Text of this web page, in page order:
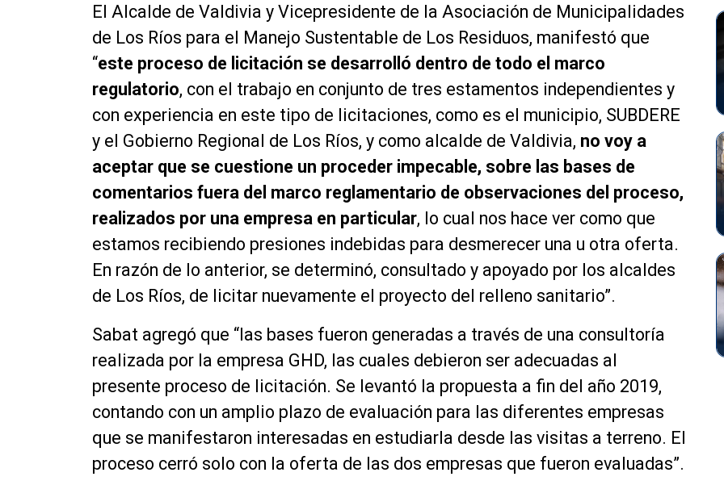
El Alcalde de Valdivia y Vicepresidente de la Asociación de Municipalidades
de Los Ríos para el Manejo Sustentable de Los Residuos, manifestó que
“este proceso de licitación se desarrolló dentro de todo el marco
regulatorio, con el trabajo en conjunto de tres estamentos independientes y
con experiencia en este tipo de licitaciones, como es el municipio, SUBDERE
y el Gobierno Regional de Los Ríos, y como alcalde de Valdivia, no voy a
aceptar que se cuestione un proceder impecable, sobre las bases de
comentarios fuera del marco reglamentario de observaciones del proceso,
realizados por una empresa en particular, lo cual nos hace ver como que
estamos recibiendo presiones indebidas para desmerecer una u otra oferta.
En razón de lo anterior, se determinó, consultado y apoyado por los alcaldes
de Los Ríos, de licitar nuevamente el proyecto del relleno sanitario”.
Sabat agregó que “las bases fueron generadas a través de una consultoría
realizada por la empresa GHD, las cuales debieron ser adecuadas al
presente proceso de licitación. Se levantó la propuesta a fin del año 2019,
contando con un amplio plazo de evaluación para las diferentes empresas
que se manifestaron interesadas en estudiarla desde las visitas a terreno. El
proceso cerró solo con la oferta de las dos empresas que fueron evaluadas”.